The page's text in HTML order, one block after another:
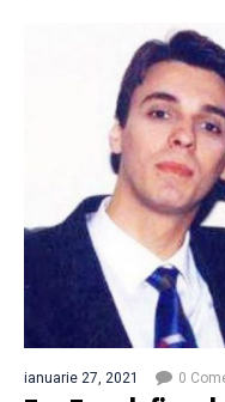
ianuarie 27, 2021 0